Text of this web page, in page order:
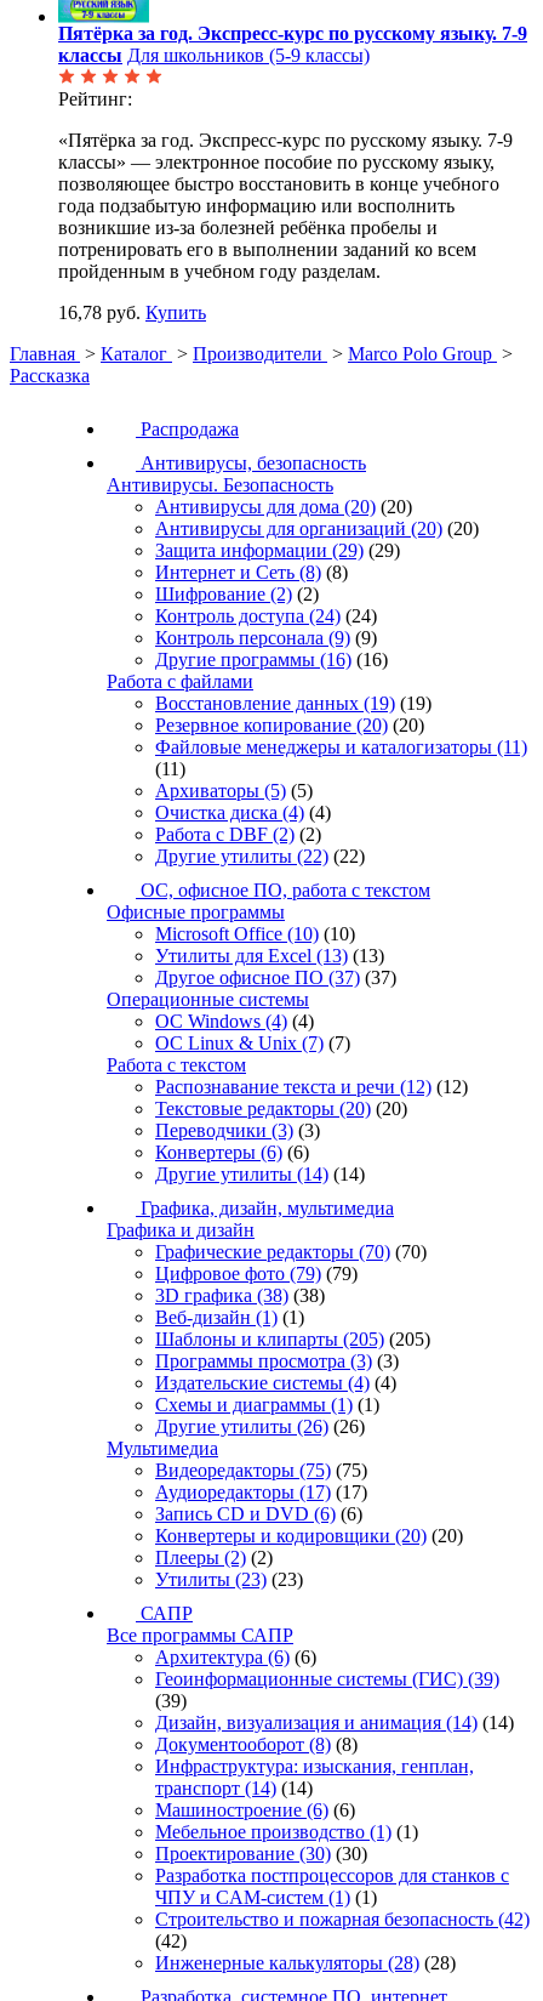
Пятёрка за год. Экспресс-курс по русскому языку. 7-9
классы Для школьников (5-9 классы)
Рейтинг:
«Пятёрка за год. Экспресс-курс по русскому языку. 7-9
классы» — электронное пособие по русскому языку,
позволяющее быстро восстановить в конце учебного
года подзабытую информацию или восполнить
возникшие из-за болезней ребёнка пробелы и
потренировать его в выполнении заданий ко всем
пройденным в учебном году разделам.
16,78 руб. Купить
Главная > Каталог > Производители > Marco Polo Group >
Рассказка
Распродажа
Антивирусы, безопасность
Антивирусы. Безопасность
Антивирусы для дома (20) (20)
Антивирусы для организаций (20) (20)
Защита информации (29) (29)
Интернет и Сеть (8) (8)
Шифрование (2) (2)
Контроль доступа (24) (24)
Контроль персонала (9) (9)
Другие программы (16) (16)
Работа с файлами
Восстановление данных (19) (19)
Резервное копирование (20) (20)
Файловые менеджеры и каталогизаторы (11)
(11)
Архиваторы (5) (5)
Очистка диска (4) (4)
Работа с DBF (2) (2)
Другие утилиты (22) (22)
ОС, офисное ПО, работа с текстом
Офисные программы
Microsoft Office (10) (10)
Утилиты для Excel (13) (13)
Другое офисное ПО (37) (37)
Операционные системы
ОС Windows (4) (4)
ОС Linux & Unix (7) (7)
Работа с текстом
Распознавание текста и речи (12) (12)
Текстовые редакторы (20) (20)
Переводчики (3) (3)
Конвертеры (6) (6)
Другие утилиты (14) (14)
Графика, дизайн, мультимедиа
Графика и дизайн
Графические редакторы (70) (70)
Цифровое фото (79) (79)
3D графика (38) (38)
Веб-дизайн (1) (1)
Шаблоны и клипарты (205) (205)
Программы просмотра (3) (3)
Издательские системы (4) (4)
Схемы и диаграммы (1) (1)
Другие утилиты (26) (26)
Мультимедиа
Видеоредакторы (75) (75)
Аудиоредакторы (17) (17)
Запись CD и DVD (6) (6)
Конвертеры и кодировщики (20) (20)
Плееры (2) (2)
Утилиты (23) (23)
САПР
Все программы САПР
Архитектура (6) (6)
Геоинформационные системы (ГИС) (39)
(39)
Дизайн, визуализация и анимация (14) (14)
Документооборот (8) (8)
Инфраструктура: изыскания, генплан,
транспорт (14) (14)
Машиностроение (6) (6)
Мебельное производство (1) (1)
Проектирование (30) (30)
Разработка постпроцессоров для станков с
ЧПУ и CAM-систем (1) (1)
Строительство и пожарная безопасность (42)
(42)
Инженерные калькуляторы (28) (28)